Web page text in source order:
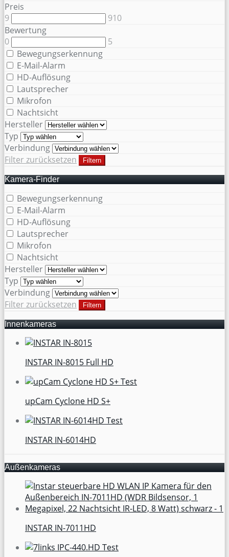
Preis
9
910
Bewertung
0
5
Bewegungserkennung
E-Mail-Alarm
HD-Auflösung
Lautsprecher
Mikrofon
Nachtsicht
Hersteller
Typ
Verbindung
Filter zurücksetzen
Filtern
Kamera-Finder
Bewegungserkennung
E-Mail-Alarm
HD-Auflösung
Lautsprecher
Mikrofon
Nachtsicht
Hersteller
Typ
Verbindung
Filter zurücksetzen
Filtern
Innenkameras
INSTAR IN-8015 Full HD
upCam Cyclone HD S+
INSTAR IN-6014HD
Außenkameras
INSTAR IN-7011HD